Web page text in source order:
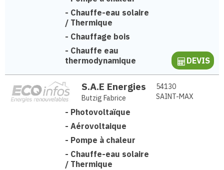
- Chauffe-eau solaire
/ Thermique
- Chauffage bois
- Chauffe eau
thermodynamique
DEVIS
S.A.E Energies
Butzig Fabrice
54130
SAINT-MAX
- Photovoltaïque
- Aérovoltaique
- Pompe à chaleur
- Chauffe-eau solaire
/ Thermique